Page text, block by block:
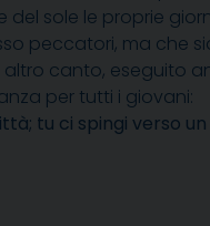
sole le proprie
peccatori, ma che
canto, eseguito
per tutti i giovani:
tu ci spingi verso